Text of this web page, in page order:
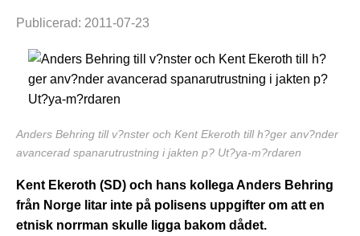
Publicerad: 2011-07-23
Anders Behring till v?nster och Kent Ekeroth till h?ger anv?nder
avancerad spanarutrustning i jakten p? Ut?ya-m?rdaren
Kent Ekeroth (SD) och hans kollega Anders Behring
från Norge litar inte på polisens uppgifter om att en
etnisk norrman skulle ligga bakom dådet.